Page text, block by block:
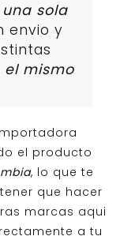
sola
envio y
mismo
el producto
, lo que te
que hacer
marcas aqui
a tu